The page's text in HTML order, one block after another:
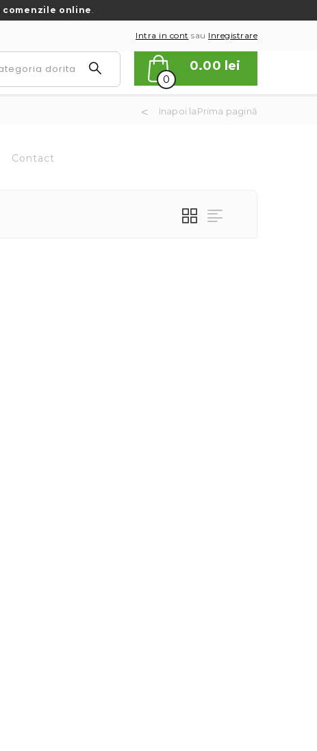
comenzile online.
Intra in cont sau Inregistrare
0
0.00 lei
Inapoi laPrima pagină
Contact